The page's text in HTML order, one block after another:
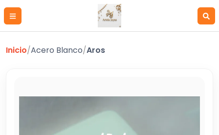
Inicio/Acero Blanco/Aros